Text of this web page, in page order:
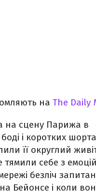
на The Daily
на сцену Парижа в
і коротких
її округлий
тямили себе з емоцій
безліч
Бейонсе і коли